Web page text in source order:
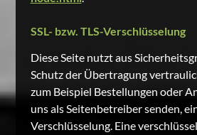
SSL- bzw. TLS-Verschlüsselung
Diese Seite nutzt aus
Schutz der Übertragung
zum Beispiel Bestellungen oder
uns als Seitenbetreiber senden,
Verschlüsselung. Eine